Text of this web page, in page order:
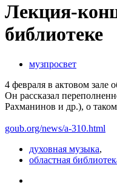
Лекция-
библиотеке
музпросвет
4 февраля в актовом зале
Он рассказал
Рахманинов и др.), о
goub.org/news/a-310.html
духовная музыка,
областная